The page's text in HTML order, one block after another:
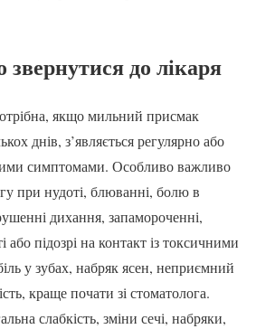
звернутися до лікаря
якщо мильний присмак
днів, з’являється регулярно або
симптомами. Особливо важливо
при нудоті, блюванні, болю в
дихання, запамороченні,
або підозрі на контакт із токсичними
у зубах, набряк ясен, неприємний
краще почати зі стоматолога.
слабкість, зміни сечі, набряки,